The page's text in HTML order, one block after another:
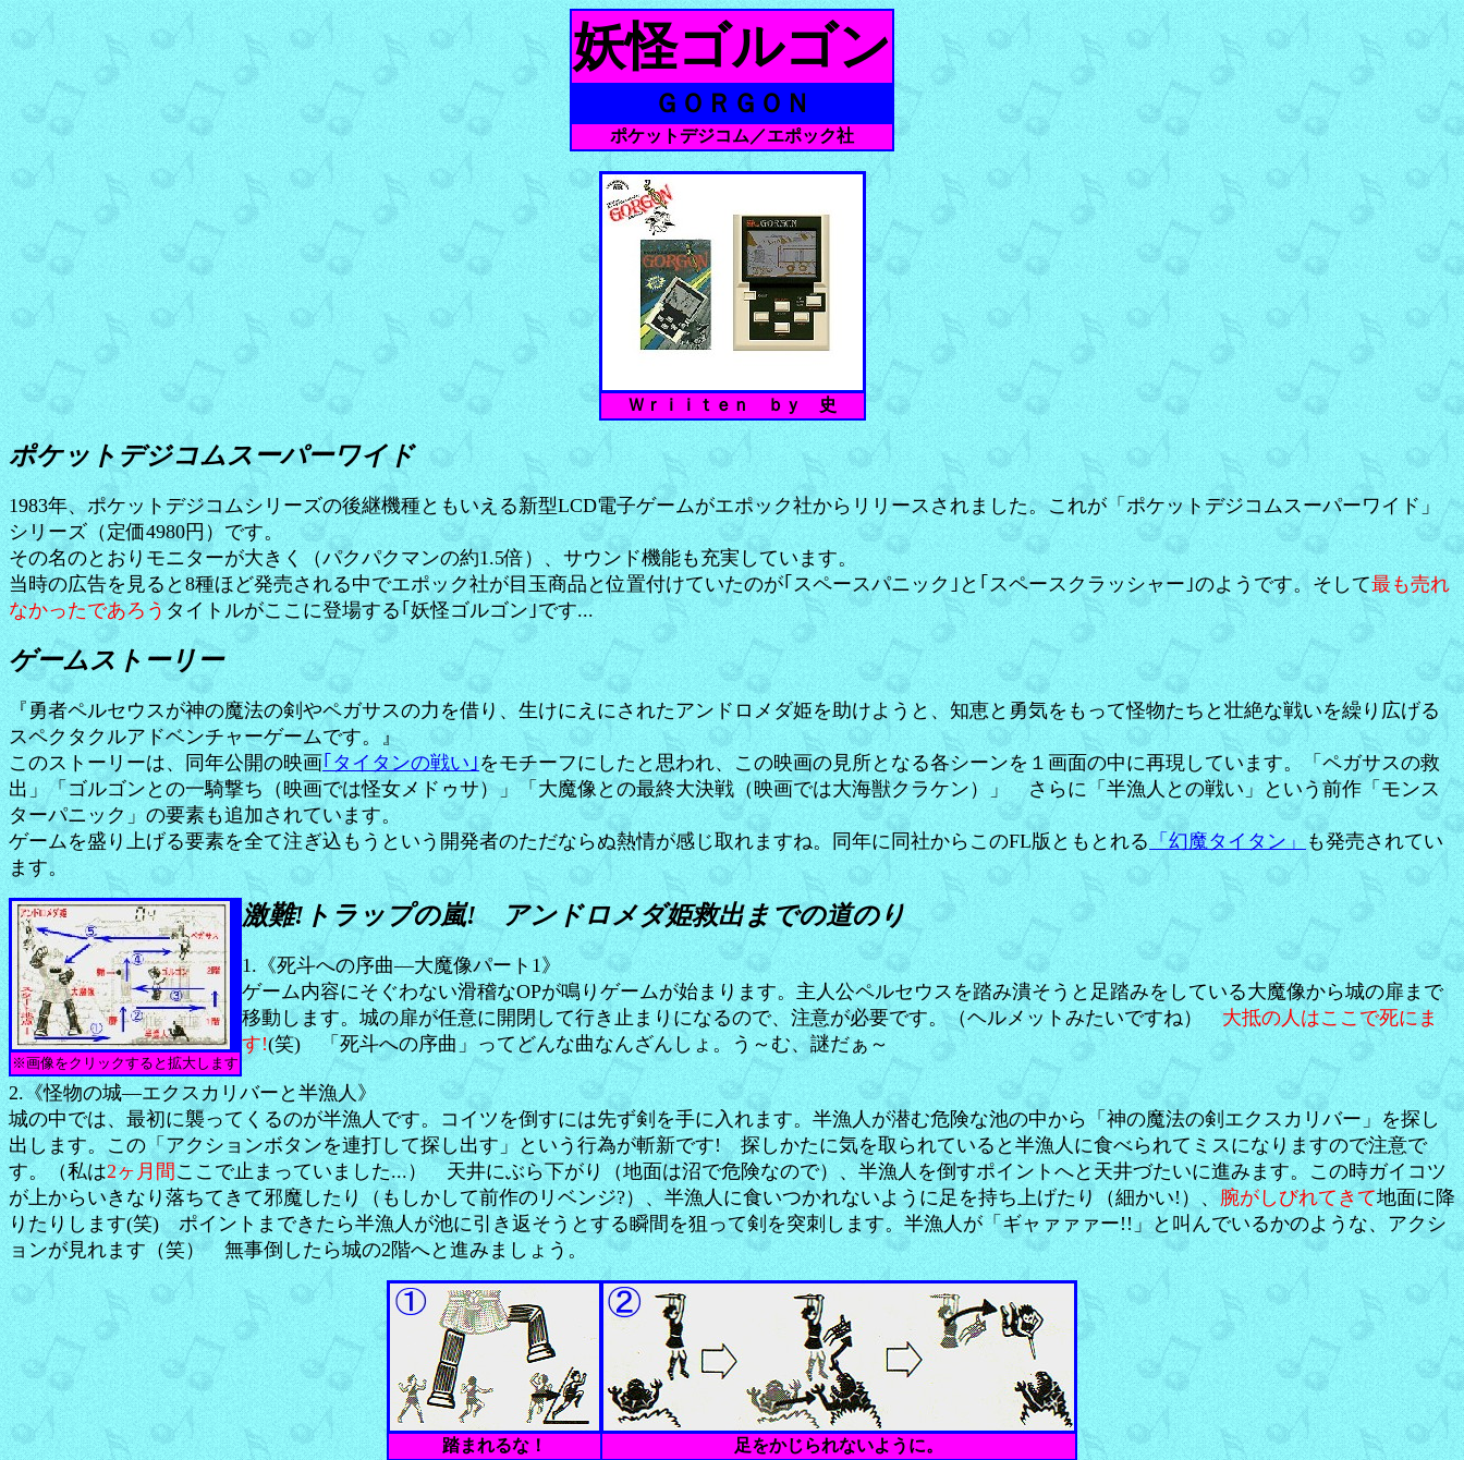
妖怪ゴルゴン
ＧＯＲＧＯＮ
ポケットデジコム／エポック社
Ｗｒｉｉｔｅｎ ｂｙ 史
ポケットデジコムスーパーワイド
1983年、ポケットデジコムシリーズの後継機種ともいえる新型LCD電子ゲームがエポック社からリリースされました。これが「ポケットデジコムスーパーワイド」
シリーズ（定価4980円）です。
その名のとおりモニターが大きく（パクパクマンの約1.5倍）、サウンド機能も充実しています。
当時の広告を見ると8種ほど発売される中でエポック社が目玉商品と位置付けていたのが｢スペースパニック｣と｢スペースクラッシャー｣のようです。そして最も売れ
なかったであろうタイトルがここに登場する｢妖怪ゴルゴン｣です...
ゲームストーリー
『勇者ペルセウスが神の魔法の剣やペガサスの力を借り、生けにえにされたアンドロメダ姫を助けようと、知恵と勇気をもって怪物たちと壮絶な戦いを繰り広げる
スペクタクルアドベンチャーゲームです。』
このストーリーは、同年公開の映画｢タイタンの戦い｣をモチーフにしたと思われ、この映画の見所となる各シーンを１画面の中に再現しています。「ペガサスの救
出」「ゴルゴンとの一騎撃ち（映画では怪女メドゥサ）」「大魔像との最終大決戦（映画では大海獣クラケン）」 さらに「半漁人との戦い」という前作「モンス
ターパニック」の要素も追加されています。
ゲームを盛り上げる要素を全て注ぎ込もうという開発者のただならぬ熱情が感じ取れますね。同年に同社からこのFL版ともとれる「幻魔タイタン」も発売されてい
ます。
※画像をクリックすると拡大します
激難!トラップの嵐! アンドロメダ姫救出までの道のり
1.《死斗への序曲―大魔像パート1》
ゲーム内容にそぐわない滑稽なOPが鳴りゲームが始まります。主人公ペルセウスを踏み潰そうと足踏みをしている大魔像から城の扉まで
移動します。城の扉が任意に開閉して行き止まりになるので、注意が必要です。（ヘルメットみたいですね）大抵の人はここで死にま
す!(笑) 「死斗への序曲」ってどんな曲なんざんしょ。う～む、謎だぁ～
2.《怪物の城―エクスカリバーと半漁人》
城の中では、最初に襲ってくるのが半漁人です。コイツを倒すには先ず剣を手に入れます。半漁人が潜む危険な池の中から「神の魔法の剣エクスカリバー」を探し
出します。この「アクションボタンを連打して探し出す」という行為が斬新です! 探しかたに気を取られていると半漁人に食べられてミスになりますので注意で
す。（私は2ヶ月間ここで止まっていました...） 天井にぶら下がり（地面は沼で危険なので）、半漁人を倒すポイントへと天井づたいに進みます。この時ガイコツ
が上からいきなり落ちてきて邪魔したり（もしかして前作のリベンジ?）、半漁人に食いつかれないように足を持ち上げたり（細かい!）、腕がしびれてきて地面に降
りたりします(笑) ポイントまできたら半漁人が池に引き返そうとする瞬間を狙って剣を突刺します。半漁人が「ギャァァァー!!」と叫んでいるかのような、アクシ
ョンが見れます（笑） 無事倒したら城の2階へと進みましょう。
踏まれるな！ 足をかじられないように。